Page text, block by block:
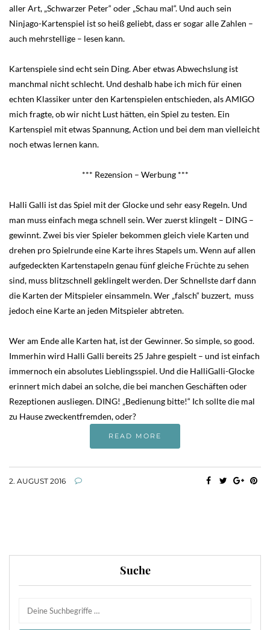
aller Art, „Schwarzer Peter“ oder „Schau mal“. Und auch sein
Ninjago-Kartenspiel ist so heiß geliebt, dass er sogar alle Zahlen –
auch mehrstellige – lesen kann.
Kartenspiele sind echt sein Ding. Aber etwas Abwechslung ist
manchmal nicht schlecht. Und deshalb habe ich mich für einen
echten Klassiker unter den Kartenspielen entschieden, als AMIGO
mich fragte, ob wir nicht Lust hätten, ein Spiel zu testen. Ein
Kartenspiel mit etwas Spannung, Action und bei dem man vielleicht
noch etwas lernen kann.
*** Rezension – Werbung ***
Halli Galli ist das Spiel mit der Glocke und sehr easy Regeln. Und
man muss einfach mega schnell sein. Wer zuerst klingelt – DING –
gewinnt. Zwei bis vier Spieler bekommen gleich viele Karten und
drehen pro Spielrunde eine Karte ihres Stapels um. Wenn auf allen
aufgedeckten Kartenstapeln genau fünf gleiche Früchte zu sehen
sind, muss blitzschnell geklingelt werden. Der Schnellste darf dann
die Karten der Mitspieler einsammeln. Wer „falsch“ buzzert, muss
jedoch eine Karte an jeden Mitspieler abtreten.
Wer am Ende alle Karten hat, ist der Gewinner. So simple, so good.
Immerhin wird Halli Galli bereits 25 Jahre gespielt – und ist einfach
immernoch ein absolutes Lieblingsspiel. Und die HalliGalli-Glocke
erinnert mich dabei an solche, die bei manchen Geschäften oder
Rezeptionen ausliegen. DING! „Bedienung bitte!“ Ich sollte die mal
zu Hause zweckentfremden, oder?
READ MORE
2. AUGUST 2016
Suche